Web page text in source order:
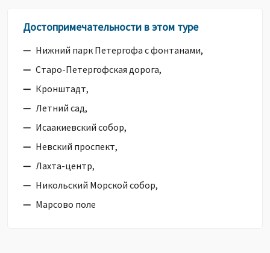
Достопримечательности в этом туре
Нижний парк Петергофа с фонтанами,
Старо-Петергофская дорога,
Кронштадт,
Летний сад,
Исаакиевский собор,
Невский проспект,
Лахта-центр,
Никольский Морской собор,
Марсово поле